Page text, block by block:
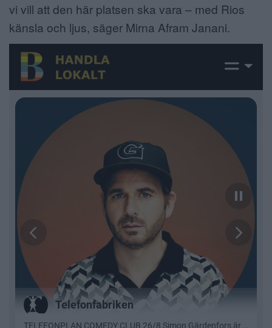
vi vill att den här platsen ska vara – med Rios
känsla och ljus, säger Mirna Afram Janani.